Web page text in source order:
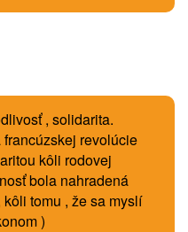
, solidarita.
francúzskej revolúcie
kôli rodovej
bola nahradená
tomu , že sa myslí
)